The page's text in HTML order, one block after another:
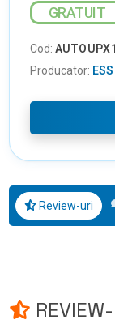
GRATUIT
Cod:
Producator: ESS
Review-uri